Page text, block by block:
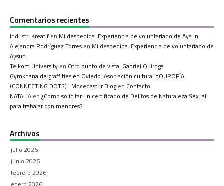
Comentarios recientes
Industri Kreatif en Mi despedida: Experiencia de voluntariado de Aysun
Alejandra Rodríguez Torres en Mi despedida: Experiencia de voluntariado de
Aysun
Telkom University en Otro punto de vista: Gabriel Quiroga
Gymkhana de graffities en Oviedo. Asociación cultural YOUROPÍA
(CONNECTING DOTS) | Mocedastur Blog en Contacto
NATALIA en ¿Como solicitar un certificado de Delitos de Naturaleza Sexual
para trabajar con menores?
Archivos
julio 2026
junio 2026
febrero 2026